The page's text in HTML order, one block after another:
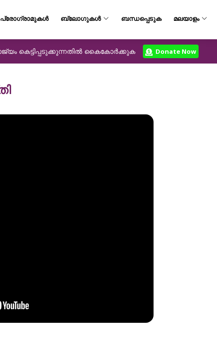
പ്രോഗ്രാമുകൾ ബ്ലോഗുകൾ ബന്ധപ്പെടുക മലയാളം
കെട്ടിപ്പടുക്കുന്നതിൽ കൈകോർക്കുക Donate Now